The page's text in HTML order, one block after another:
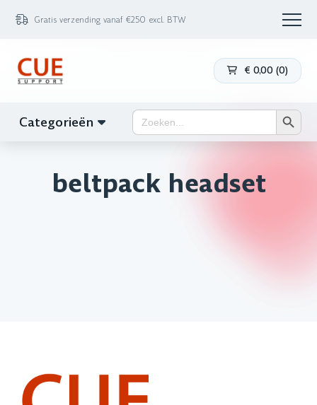
Gratis verzending vanaf €250 excl. BTW
€ 0,00 (0)
Categorieën Zoek
naar:
beltpack headset